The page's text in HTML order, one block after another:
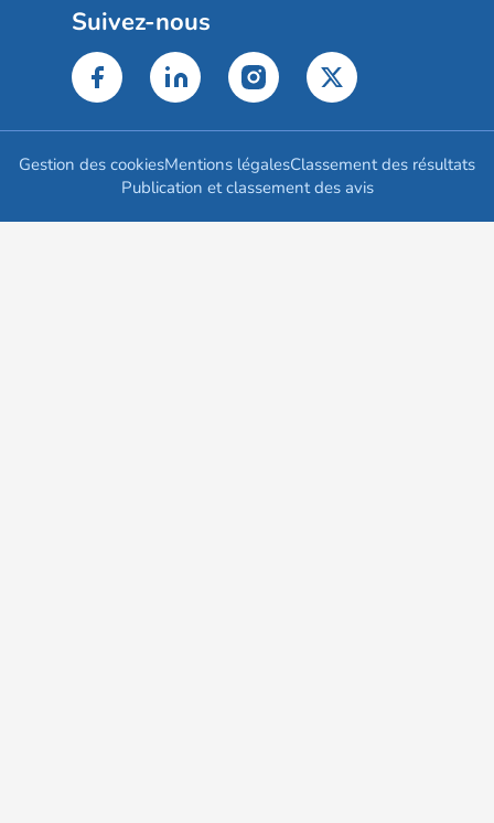
Suivez-nous
Gestion des cookiesMentions légalesClassement des résultats
Publication et classement des avis